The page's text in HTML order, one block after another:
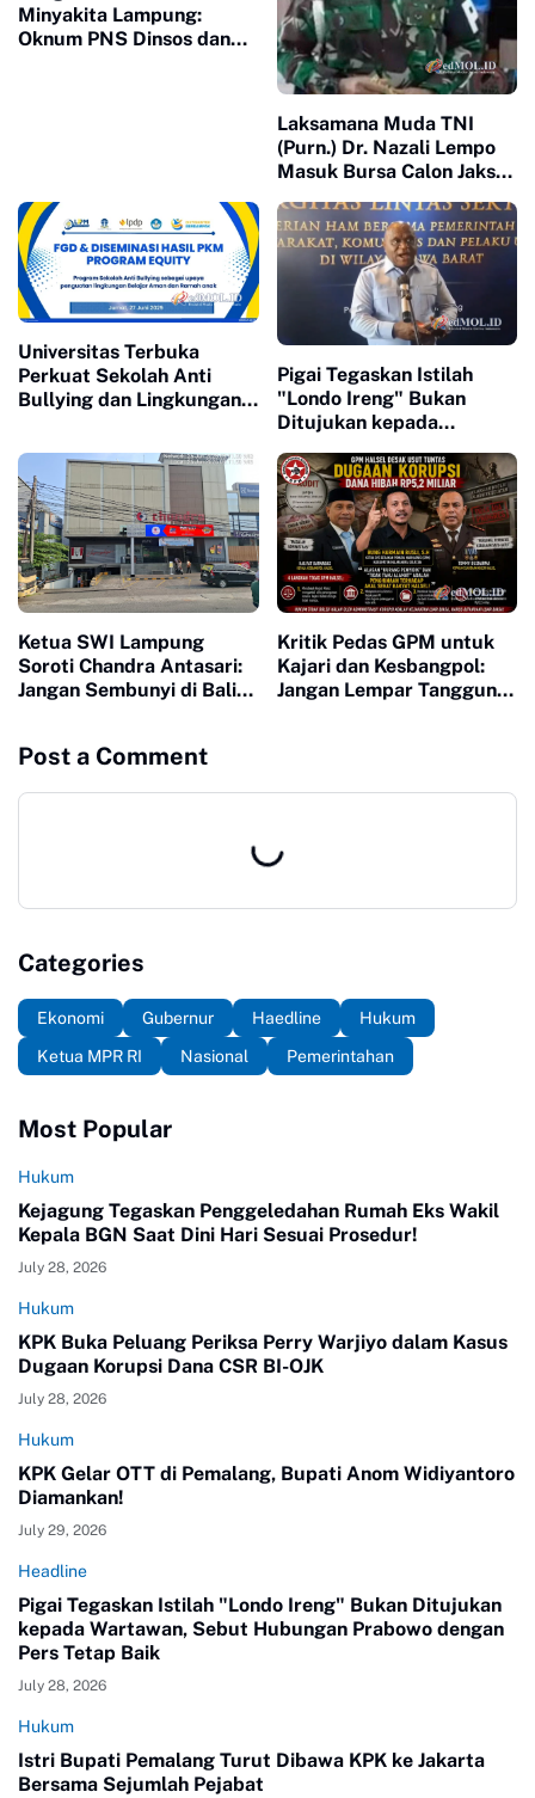
Minyakita Lampung:
Oknum PNS Dinsos dan
Laksamana Muda TNI
(Purn.) Dr. Nazali Lempo
Masuk Bursa Calon Jaksa
Universitas Terbuka
Perkuat Sekolah Anti
Bullying dan Lingkungan
EQUITY
Pigai Tegaskan Istilah
"Londo Ireng" Bukan
Ditujukan kepada
Hubungan Prabowo
dengan Pers Tetap Baik
Ketua SWI Lampung
Soroti Chandra Antasari:
Jangan Sembunyi di Balik
Kritik Pedas GPM untuk
Kajari dan Kesbangpol:
Jangan Lempar Tanggung
Post a Comment
Categories
Ekonomi Gubernur Haedline
Hukum
Ketua MPR RI
Nasional Pemerintahan
Most Popular
Hukum
Kejagung Tegaskan Penggeledahan Rumah Eks Wakil
Kepala BGN Saat Dini Hari Sesuai Prosedur!
July 28, 2026
Hukum
KPK Buka Peluang Periksa Perry Warjiyo dalam Kasus
Dugaan Korupsi Dana CSR BI-OJK
July 28, 2026
Hukum
KPK Gelar OTT di Pemalang, Bupati Anom Widiyantoro
Diamankan!
July 29, 2026
Headline
Pigai Tegaskan Istilah "Londo Ireng" Bukan Ditujukan
kepada Wartawan, Sebut Hubungan Prabowo dengan
Pers Tetap Baik
July 28, 2026
Hukum
Istri Bupati Pemalang Turut Dibawa KPK ke Jakarta
Bersama Sejumlah Pejabat